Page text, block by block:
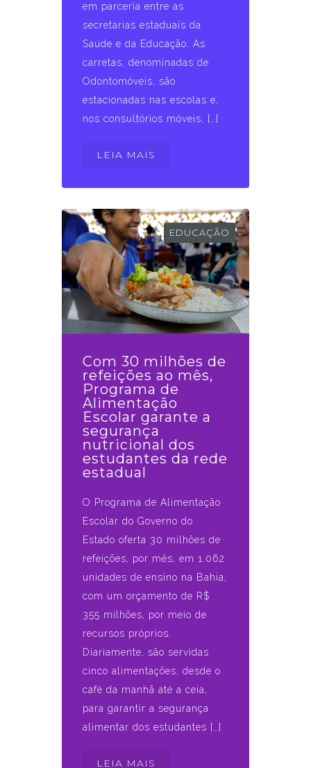
em parceria entre as
secretarias estaduais da
Saúde e da Educação. As
carretas, denominadas de
Odontomóveis, são
estacionadas nas escolas e,
nos consultórios móveis, […]
LEIA MAIS
EDUCAÇÃO
Com 30 milhões de
refeições ao mês,
Programa de
Alimentação
Escolar garante a
segurança
nutricional dos
estudantes da rede
estadual
O Programa de Alimentação
Escolar do Governo do
Estado oferta 30 milhões de
refeições, por mês, em 1.062
unidades de ensino na Bahia,
com um orçamento de R$
355 milhões, por meio de
recursos próprios.
Diariamente, são servidas
cinco alimentações, desde o
café da manhã até a ceia,
para garantir a segurança
alimentar dos estudantes […]
LEIA MAIS